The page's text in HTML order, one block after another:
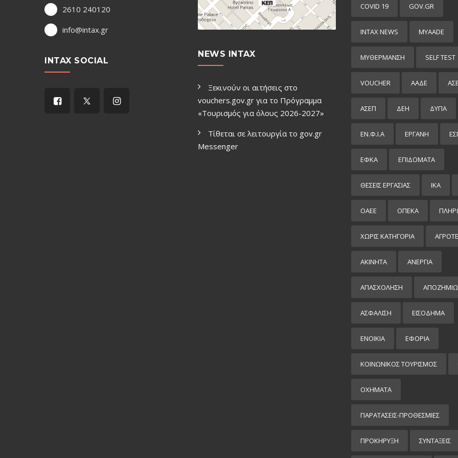
2610 240120
info@intax.gr
INTAX SOCIAL
NEWS INTAX
Ξεκινούν οι αιτήσεις στο
vouchers.gov.gr για το Πρόγραμμα
«Τουρισμός για όλους 2026-2027»
Τίθεται σε λειτουργία το gov.gr
Μessenger
COVID 19 GOV.GR
INTAX NEWS MYAADE
MYΘΈΡΜΑΝΣΗ SELF TEST
VOUCHER ΑΑΔΕ
ΑΣΕΠ ΔΕΗ ΔΥΠΑ
ΕΝ.Φ.Ι.Α ΕΡΓΑΝΗ
ΕΦΚΑ ΕΠΙΔΌΜΑΤΑ
ΘΕΣΕΙΣ ΕΡΓΑΣΙΑΣ ΙΚΑ
ΟΑΕΕ ΟΠΕΚΑ
ΧΩΡΊΣ ΚΑΤΗΓΟΡΊΑ
ΑΚΙΝΗΤΑ ΑΝΕΡΓΙΑ
ΑΠΑΣΧΟΛΗΣΗ
ΑΣΦΑΛΙΣΗ ΕΙΣΌΔΗΜΑ
ΕΝΟΙΚΙΑ ΕΦΟΡΙΑ
ΚΟΙΝΩΝΙΚΟΣ ΤΟΥΡΙΣΜΟΣ
ΟΧΗΜΑΤΑ
ΠΑΡΑΤΑΣΕΙΣ-ΠΡΟΘΕΣΜΙΕΣ
ΠΡΟΚΉΡΥΞΗ ΣΥΝΤΑΞΕΙΣ